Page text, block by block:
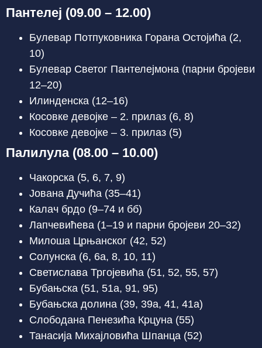
Пантелеј (09.00 – 12.00)
Булевар Потпуковника Горана Остојића (2,
10)
Булевар Светог Пантелејмона (парни бројеви
12–20)
Илинденска (12–16)
Косовке девојке – 2. прилаз (6, 8)
Косовке девојке – 3. прилаз (5)
Палилула (08.00 – 10.00)
Чакорска (5, 6, 7, 9)
Јована Дучића (35–41)
Калач брдо (9–74 и бб)
Лапчевићева (1–19 и парни бројеви 20–32)
Милоша Црњанског (42, 52)
Солунска (6, 6а, 8, 10, 11)
Светислава Тргојевића (51, 52, 55, 57)
Бубањска (51, 51а, 91, 95)
Бубањска долина (39, 39а, 41, 41а)
Слободана Пенезића Крцуна (55)
Танасија Михајловића Шпанца (52)